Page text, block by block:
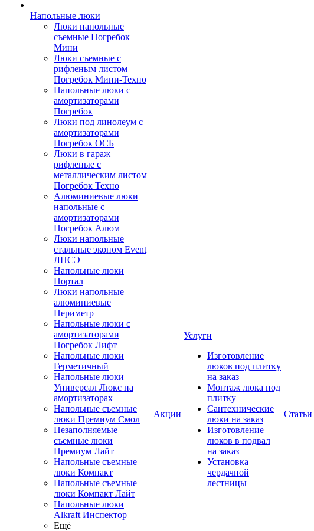
Напольные люки
Люки напольные
съемные Погребок
Мини
Люки съемные с
рифленым листом
Погребок Мини-Техно
Напольные люки с
амортизаторами
Погребок
Люки под линолеум с
амортизаторами
Погребок ОСБ
Люки в гараж
рифленые с
металлическим листом
Погребок Техно
Алюминиевые люки
напольные с
амортизаторами
Погребок Алюм
Люки напольные
стальные эконом Event
ЛНСЭ
Напольные люки
Портал
Люки напольные
алюминиевые
Периметр
Напольные люки с
амортизаторами
Погребок Лифт
Напольные люки
Герметичный
Напольные люки
Универсал Люкс на
амортизаторах
Напольные съемные
люки Премиум Смол
Незаполняемые
съемные люки
Премиум Лайт
Напольные съемные
люки Компакт
Напольные съемные
люки Компакт Лайт
Напольные люки
Alkraft Инспектор
Ещё
Акции
Услуги
Изготовление
люков под плитку
на заказ
Монтаж люка под
плитку
Сантехнические
люки на заказ
Изготовление
люков в подвал
на заказ
Установка
чердачной
лестницы
Статьи